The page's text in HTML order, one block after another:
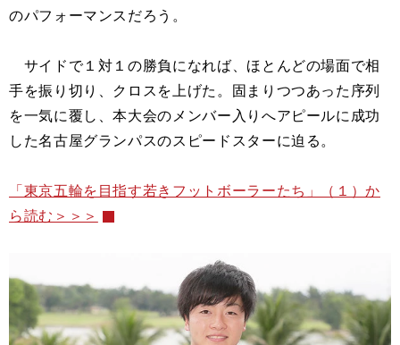
のパフォーマンスだろう。
サイドで１対１の勝負になれば、ほとんどの場面で相
手を振り切り、クロスを上げた。固まりつつあった序列
を一気に覆し、本大会のメンバー入りへアピールに成功
した名古屋グランパスのスピードスターに迫る。
「東京五輪を目指す若きフットボーラーたち」（１）か
ら読む＞＞＞